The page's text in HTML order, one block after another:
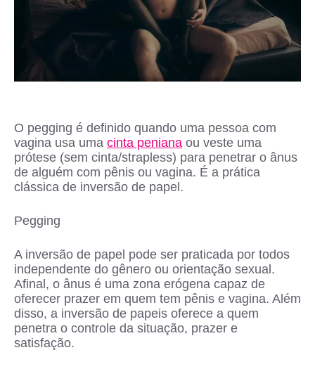
O pegging é definido quando uma pessoa com
vagina usa uma cinta peniana ou veste uma
prótese (sem cinta/strapless) para penetrar o ânus
de alguém com pênis ou vagina. É a prática
clássica de inversão de papel.
Pegging
A inversão de papel pode ser praticada por todos
independente do gênero ou orientação sexual.
Afinal, o ânus é uma zona erógena capaz de
oferecer prazer em quem tem pênis e vagina. Além
disso, a inversão de papeis oferece a quem
penetra o controle da situação, prazer e
satisfação.